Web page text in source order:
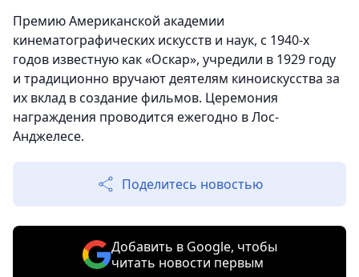
Премию Американской академии
кинематографических искусств и наук, с 1940-х
годов известную как «Оскар», учредили в 1929 году
и традиционно вручают деятелям киноискусства за
их вклад в создание фильмов. Церемония
награждения проводится ежегодно в Лос-
Анджелесе.
Поделитесь новостью
Добавить в Google, чтобы
читать новости первым